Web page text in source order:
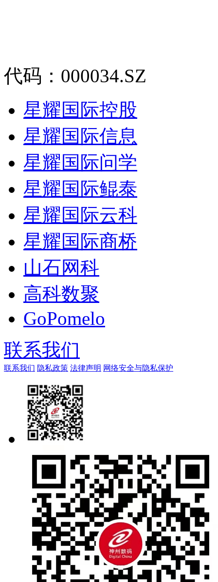
代码：000034.SZ
星耀国际控股
星耀国际信息
星耀国际问学
星耀国际鲲泰
星耀国际云科
星耀国际商桥
山石网科
高科数聚
GoPomelo
联系我们
联系我们 隐私政策 法律声明 网络安全与隐私保护